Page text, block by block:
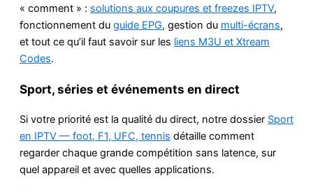
« comment » : solutions aux coupures et freezes IPTV,
fonctionnement du guide EPG, gestion du multi-écrans,
et tout ce qu’il faut savoir sur les liens M3U et Xtream
Codes.
Sport, séries et événements en direct
Si votre priorité est la qualité du direct, notre dossier Sport
en IPTV — foot, F1, UFC, tennis détaille comment
regarder chaque grande compétition sans latence, sur
quel appareil et avec quelles applications.